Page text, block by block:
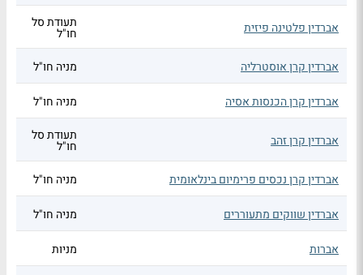
אברדין פלטינה פיזית תעודת סל
חו"ל
אברדין קרן אוסטרליה
מניה חו"ל
אברדין קרן הכנסות אסיה מניה חו"ל
אברדין קרן זהב תעודת סל
חו"ל
אברדין קרן נכסים פרימיום בינלאומית
מניה חו"ל
אברדין שווקים מתעוררים מניה חו"ל
אברות מניות